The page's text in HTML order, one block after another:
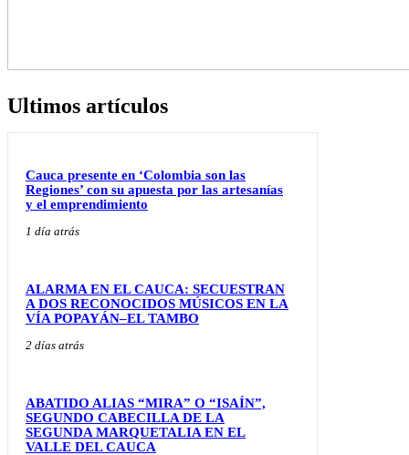
Ultimos artículos
Cauca presente en ‘Colombia son las
Regiones’ con su apuesta por las artesanías
y el emprendimiento
1 día atrás
ALARMA EN EL CAUCA: SECUESTRAN
A DOS RECONOCIDOS MÚSICOS EN LA
VÍA POPAYÁN–EL TAMBO
2 días atrás
ABATIDO ALIAS “MIRA” O “ISAÍN”,
SEGUNDO CABECILLA DE LA
SEGUNDA MARQUETALIA EN EL
VALLE DEL CAUCA